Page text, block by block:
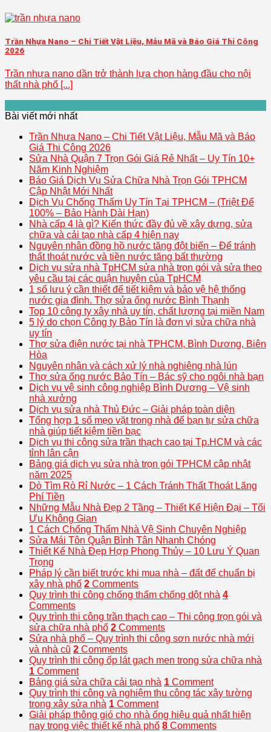
Trần Nhựa Nano – Chi Tiết Vật Liệu, Mẫu Mã và Báo Giá Thi Công
2026
Trần nhựa nano dần trở thành lựa chọn hàng đầu cho nội
thất nhà phố [...]
Bài viết mới nhất
Trần Nhựa Nano – Chi Tiết Vật Liệu, Mẫu Mã và Báo
Giá Thi Công 2026
Sửa Nhà Quận 7 Trọn Gói Giá Rẻ Nhất – Uy Tín 10+
Năm Kinh Nghiệm
Báo Giá Dịch Vụ Sửa Chữa Nhà Trọn Gói TPHCM
Cập Nhật Mới Nhất
Dịch Vụ Chống Thấm Uy Tín Tại TPHCM – (Triệt Để
100% – Bảo Hành Dài Hạn)
Nhà cấp 4 là gì? Kiến thức đầy đủ về xây dựng, sửa
chữa và cải tạo nhà cấp 4 hiện nay
Nguyên nhân đồng hồ nước tăng đột biến – Để tránh
thất thoát nước và tiền nước tăng bất thường
Dịch vụ sửa nhà TpHCM sửa nhà trọn gói và sửa theo
yêu cầu tại các quận huyện của TpHCM
1 số lưu ý cần thiết để tiết kiệm và bảo vệ hệ thống
nước gia đình. Thợ sửa ống nước Bình Thạnh
Top 10 công ty xây nhà uy tín, chất lượng tại miền Nam
5 lý do chọn Công ty Bảo Tín là đơn vị sửa chữa nhà
uy tín
Thợ sửa điện nước tại nhà TPHCM, Bình Dương, Biên
Hòa
Nguyên nhân và cách xử lý nhà nghiêng nhà lún
Thợ sửa ống nước Bảo Tín – Bác sỹ cho ngôi nhà bạn
Dịch vụ vệ sinh công nghiệp Bình Dương – Vệ sinh
nhà xưởng
Dịch vụ sửa nhà Thủ Đức – Giải pháp toàn diện
Tổng hợp 1 số mẹo vặt trong nhà để bạn tự sửa chữa
nhà giúp tiết kiệm tiền bạc
Dịch vụ thi công sửa trần thạch cao tại Tp.HCM và các
tỉnh lân cận
Bảng giá dịch vụ sửa nhà trọn gói TPHCM cập nhật
năm 2025
Dò Tìm Rò Rỉ Nước – 1 Cách Tránh Thất Thoát Lãng
Phí Tiền
Những Mẫu Nhà Đẹp 2 Tầng – Thiết Kế Hiện Đại – Tối
Ưu Không Gian
1 Cách Chống Thấm Nhà Vệ Sinh Chuyên Nghiệp
Sửa Mái Tôn Quận Bình Tân Nhanh Chóng
Thiết Kế Nhà Đẹp Hợp Phong Thủy – 10 Lưu Ý Quan
Trọng
Pháp lý cần biết trước khi mua nhà – đất để chuẩn bị
xây nhà phố 2 Comments
Quy trình thi công chống thấm chống dột nhà 4
Comments
Quy trình thi công trần thạch cao – Thi công trọn gói và
sửa chữa nhà phố 2 Comments
Sửa nhà phố – Quy trình thi công sơn nước nhà mới
và nhà cũ 2 Comments
Quy trình thi công ốp lát gạch men trong sửa chữa nhà
1 Comment
Bảng giá sửa chữa cải tạo nhà 1 Comment
Quy trình thi công và nghiệm thu công tác xây tường
trong xây sửa nhà 1 Comment
Giải pháp thông gió cho nhà ống hiệu quả nhất hiện
nay trong việc thiết kế nhà phố 8 Comments